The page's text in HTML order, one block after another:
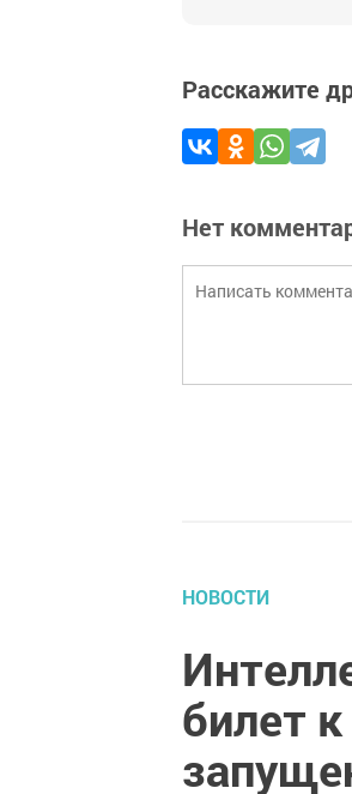
Расскажите
Нет
НОВОСТИ
билет